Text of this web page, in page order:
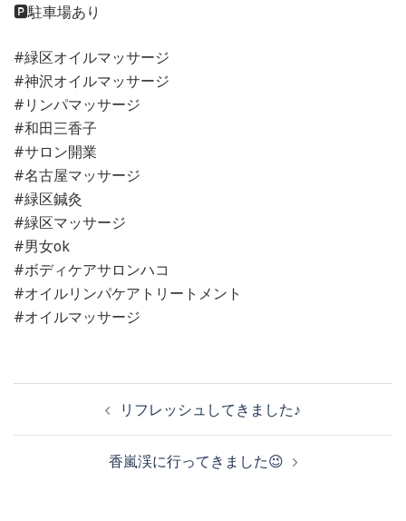
🅿️駐車場あり
#緑区オイルマッサージ
#神沢オイルマッサージ
#リンパマッサージ
#和田三香子
#サロン開業
#名古屋マッサージ
#緑区鍼灸
#緑区マッサージ
#男女ok
#ボディケアサロンハコ
#オイルリンパケアトリートメント
#オイルマッサージ
リフレッシュしてきました♪
香嵐渓に行ってきました😉